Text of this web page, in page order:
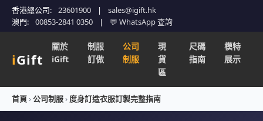
香港總公司: 23601900 |
sales@igift.hk
澳門:
00853-2841 0350 | 💬 WhatsApp 查詢
iGift
關於
iGift
制服
訂做
公司
制服
現
貨
區
尺碼
指南
模特
展示
首頁›公司制服› 度身訂造衣服訂製完整指南